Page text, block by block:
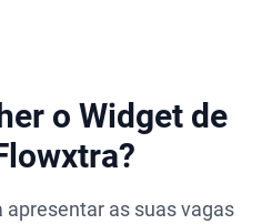
o Widget de
apresentar as suas vagas